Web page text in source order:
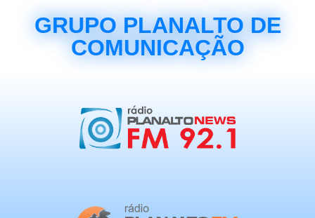
GRUPO PLANALTO DE
COMUNICAÇÃO